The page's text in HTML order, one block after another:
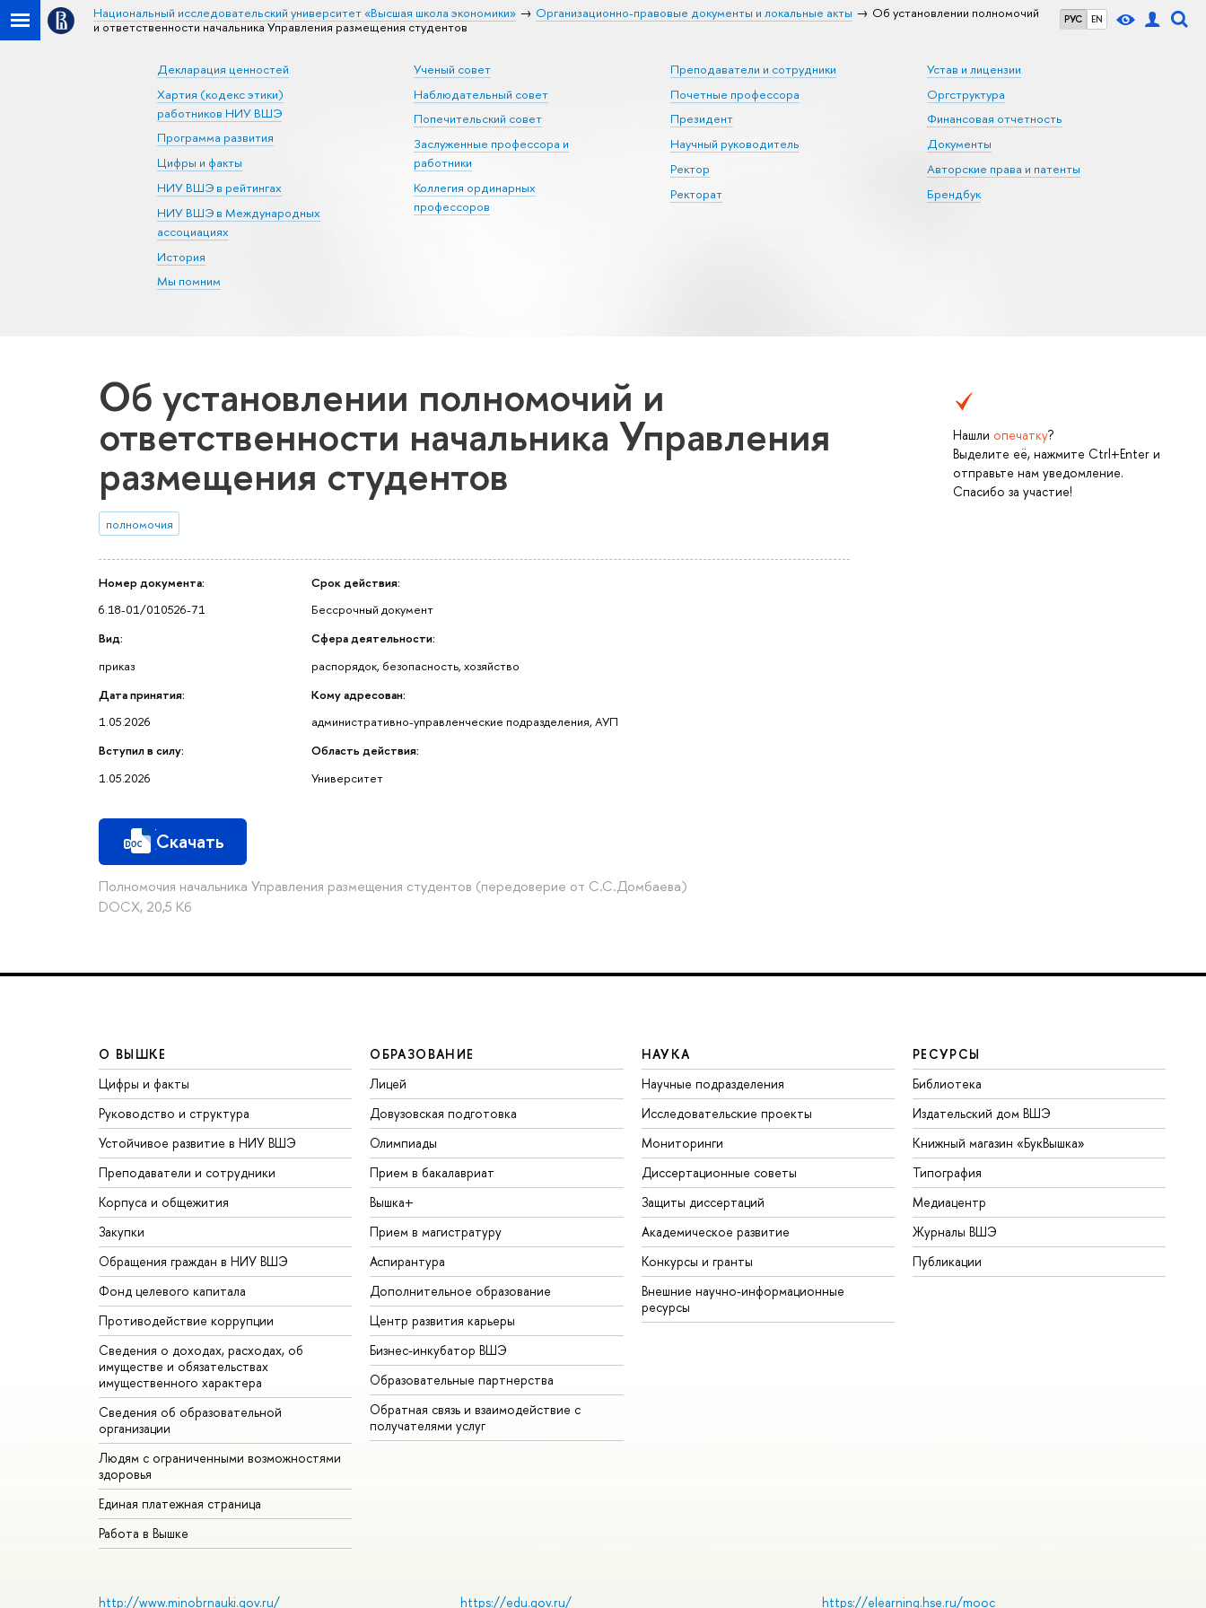
РУС EN
Национальный исследовательский университет «Высшая школа экономики» Организационно-правовые документы и локальные акты
Об установлении полномочий
и ответственности начальника Управления размещения студентов
Декларация ценностей
Хартия (кодекс этики)
работников НИУ ВШЭ
Программа развития
Цифры и факты
НИУ ВШЭ в рейтингах
НИУ ВШЭ в Международных
ассоциациях
История
Мы помним
Ученый совет
Наблюдательный совет
Попечительский совет
Заслуженные профессора и
работники
Коллегия ординарных
профессоров
Преподаватели и сотрудники
Почетные профессора
Президент
Научный руководитель
Ректор
Ректорат
Устав и лицензии
Оргструктура
Финансовая отчетность
Документы
Авторские права и патенты
Брендбук
Нашли опечатку?
Выделите её, нажмите Ctrl+Enter и
отправьте нам уведомление.
Спасибо за участие!
Об установлении полномочий и
ответственности начальника Управления
размещения студентов
полномочия
Номер документа:
6.18-01/010526-71
Вид:
приказ
Дата принятия:
1.05.2026
Вступил в силу:
1.05.2026
Срок действия:
Бессрочный документ
Сфера деятельности:
распорядок, безопасность, хозяйство
Кому адресован:
административно-управленческие подразделения, АУП
Область действия:
Университет
Скачать
Полномочия начальника Управления размещения студентов (передоверие от С.С.Домбаева)
DOCX, 20,5 Кб
О ВЫШКЕ
Цифры и факты
Руководство и структура
Устойчивое развитие в НИУ ВШЭ
Преподаватели и сотрудники
Корпуса и общежития
Закупки
Обращения граждан в НИУ ВШЭ
Фонд целевого капитала
Противодействие коррупции
Сведения о доходах, расходах, об
имуществе и обязательствах
имущественного характера
Сведения об образовательной
организации
Людям с ограниченными возможностями
здоровья
Единая платежная страница
Работа в Вышке
ОБРАЗОВАНИЕ
Лицей
Довузовская подготовка
Олимпиады
Прием в бакалавриат
Вышка+
Прием в магистратуру
Аспирантура
Дополнительное образование
Центр развития карьеры
Бизнес-инкубатор ВШЭ
Образовательные партнерства
Обратная связь и взаимодействие с
получателями услуг
НАУКА
Научные подразделения
Исследовательские проекты
Мониторинги
Диссертационные советы
Защиты диссертаций
Академическое развитие
Конкурсы и гранты
Внешние научно-информационные
ресурсы
РЕСУРСЫ
Библиотека
Издательский дом ВШЭ
Книжный магазин «БукВышка»
Типография
Медиацентр
Журналы ВШЭ
Публикации
http://www.minobrnauki.gov.ru/ https://edu.gov.ru/ https://elearning.hse.ru/mooc